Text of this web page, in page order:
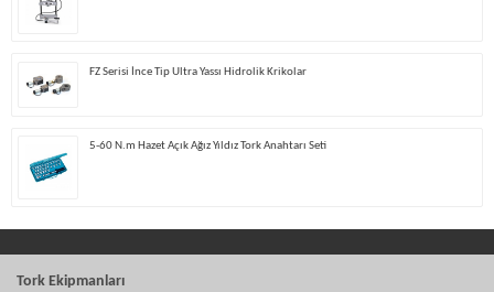
FZ Serisi İnce Tip Ultra Yassı Hidrolik Krikolar
5-60 N.m Hazet Açık Ağız Yıldız Tork Anahtarı Seti
Tork Ekipmanları